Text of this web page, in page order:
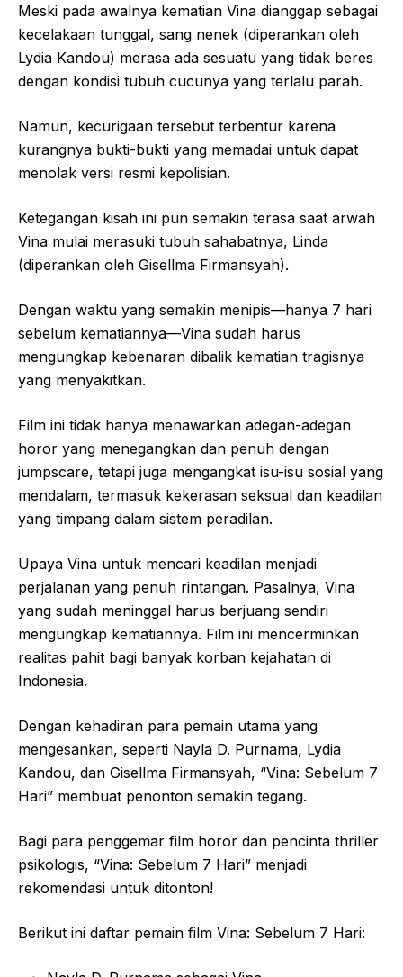
Meski pada awalnya kematian Vina dianggap sebagai
kecelakaan tunggal, sang nenek (diperankan oleh
Lydia Kandou) merasa ada sesuatu yang tidak beres
dengan kondisi tubuh cucunya yang terlalu parah.
Namun, kecurigaan tersebut terbentur karena
kurangnya bukti-bukti yang memadai untuk dapat
menolak versi resmi kepolisian.
Ketegangan kisah ini pun semakin terasa saat arwah
Vina mulai merasuki tubuh sahabatnya, Linda
(diperankan oleh Gisellma Firmansyah).
Dengan waktu yang semakin menipis—hanya 7 hari
sebelum kematiannya—Vina sudah harus
mengungkap kebenaran dibalik kematian tragisnya
yang menyakitkan.
Film ini tidak hanya menawarkan adegan-adegan
horor yang menegangkan dan penuh dengan
jumpscare, tetapi juga mengangkat isu-isu sosial yang
mendalam, termasuk kekerasan seksual dan keadilan
yang timpang dalam sistem peradilan.
Upaya Vina untuk mencari keadilan menjadi
perjalanan yang penuh rintangan. Pasalnya, Vina
yang sudah meninggal harus berjuang sendiri
mengungkap kematiannya. Film ini mencerminkan
realitas pahit bagi banyak korban kejahatan di
Indonesia.
Dengan kehadiran para pemain utama yang
mengesankan, seperti Nayla D. Purnama, Lydia
Kandou, dan Gisellma Firmansyah, “Vina: Sebelum 7
Hari” membuat penonton semakin tegang.
Bagi para penggemar film horor dan pencinta thriller
psikologis, “Vina: Sebelum 7 Hari” menjadi
rekomendasi untuk ditonton!
Berikut ini daftar pemain film Vina: Sebelum 7 Hari: